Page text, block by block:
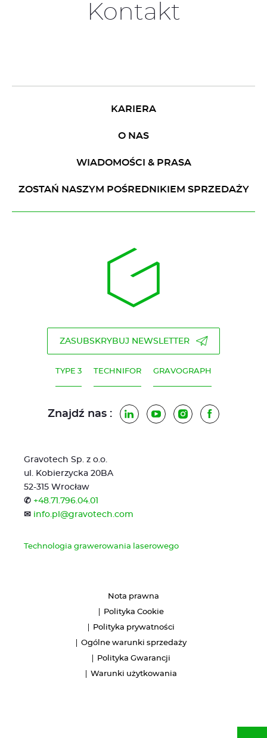
Kontakt
KARIERA
O NAS
WIADOMOŚCI & PRASA
ZOSTAŃ NASZYM POŚREDNIKIEM SPRZEDAŻY
ZASUBSKRYBUJ NEWSLETTER
TYPE 3 TECHNIFOR GRAVOGRAPH
Znajdź nas : LinkedInYouTubeInstagramFacebook
Gravotech Sp. z o.o.
ul. Kobierzycka 20BA
52-315 Wrocław
✆ +48.71.796.04.01
✉ info.pl@gravotech.com
Technologia grawerowania laserowego
Nota prawna
Polityka Cookie
Polityka prywatności
Ogólne warunki sprzedaży
Polityka Gwarancji
Warunki użytkowania